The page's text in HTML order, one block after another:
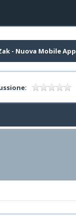
- Nuova Mobile App